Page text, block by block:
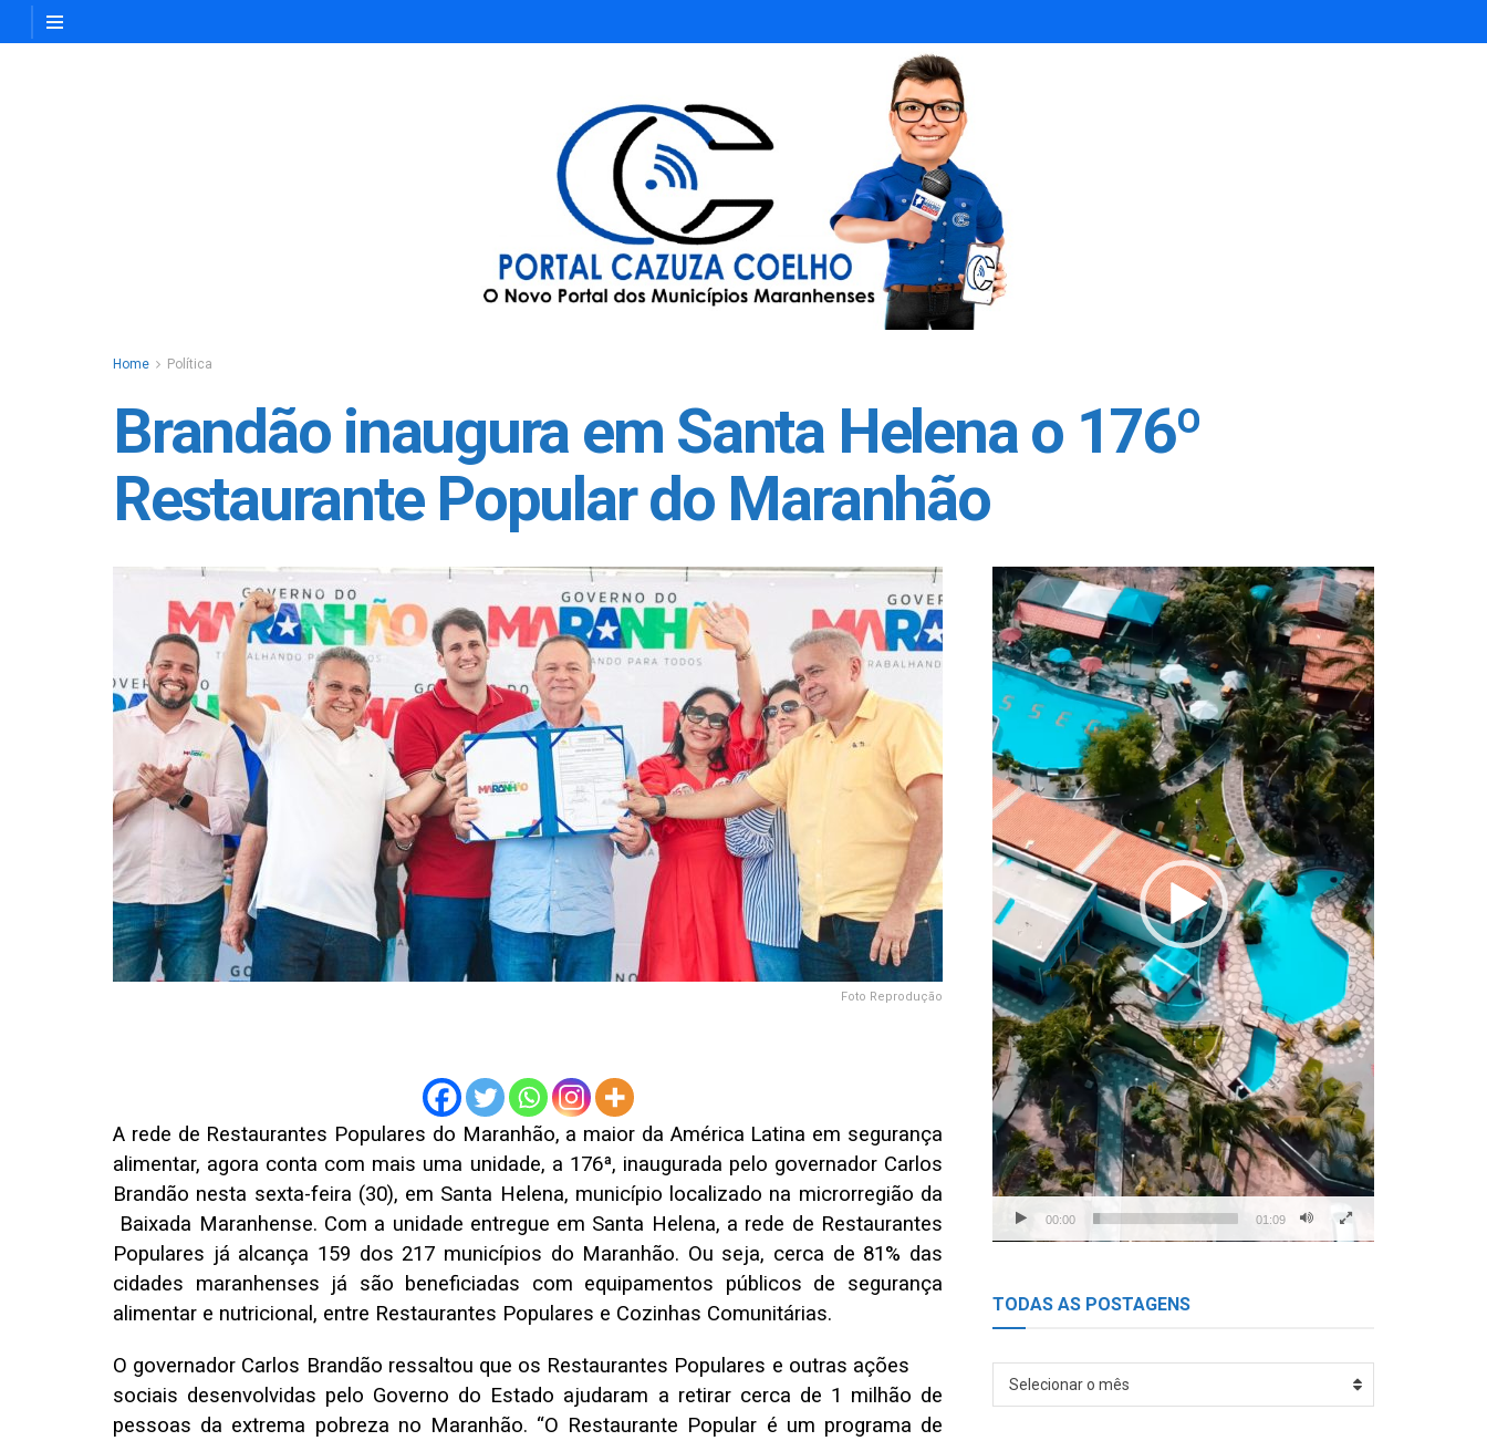
Home Política
Brandão inaugura em Santa Helena o 176º
Restaurante Popular do Maranhão
Foto Reprodução
A rede de Restaurantes Populares do Maranhão, a maior da América Latina em segurança
alimentar, agora conta com mais uma unidade, a 176ª, inaugurada pelo governador Carlos
Brandão nesta sexta-feira (30), em Santa Helena, município localizado na microrregião da
Baixada Maranhense. Com a unidade entregue em Santa Helena, a rede de Restaurantes
Populares já alcança 159 dos 217 municípios do Maranhão. Ou seja, cerca de 81% das
cidades maranhenses já são beneficiadas com equipamentos públicos de segurança
alimentar e nutricional, entre Restaurantes Populares e Cozinhas Comunitárias.
O governador Carlos Brandão ressaltou que os Restaurantes Populares e outras ações
sociais desenvolvidas pelo Governo do Estado ajudaram a retirar cerca de 1 milhão de
pessoas da extrema pobreza no Maranhão. “O Restaurante Popular é um programa de
Tocador
de
vídeo
00:00 01:09
TODAS AS POSTAGENS
TODAS
Selecionar o mês